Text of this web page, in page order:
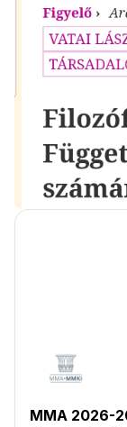
MMA 2026-